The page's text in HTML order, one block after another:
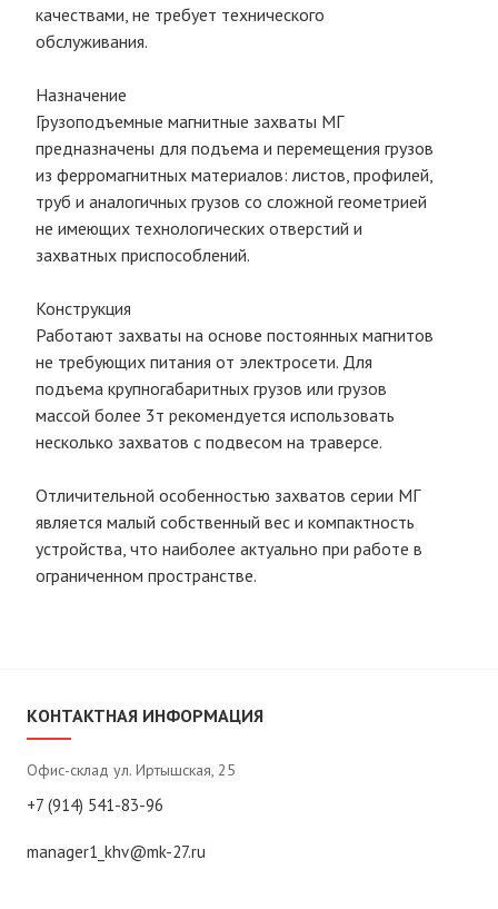
качествами, не требует технического
обслуживания.
Назначение
Грузоподъемные магнитные захваты МГ
предназначены для подъема и перемещения грузов
из ферромагнитных материалов: листов, профилей,
труб и аналогичных грузов со сложной геометрией
не имеющих технологических отверстий и
захватных приспособлений.
Конструкция
Работают захваты на основе постоянных магнитов
не требующих питания от электросети. Для
подъема крупногабаритных грузов или грузов
массой более 3т рекомендуется использовать
несколько захватов с подвесом на траверсе.
Отличительной особенностью захватов серии МГ
является малый собственный вес и компактность
устройства, что наиболее актуально при работе в
ограниченном пространстве.
КОНТАКТНАЯ ИНФОРМАЦИЯ
Офис-склад ул. Иртышская, 25
+7 (914) 541-83-96
manager1_khv@mk-27.ru